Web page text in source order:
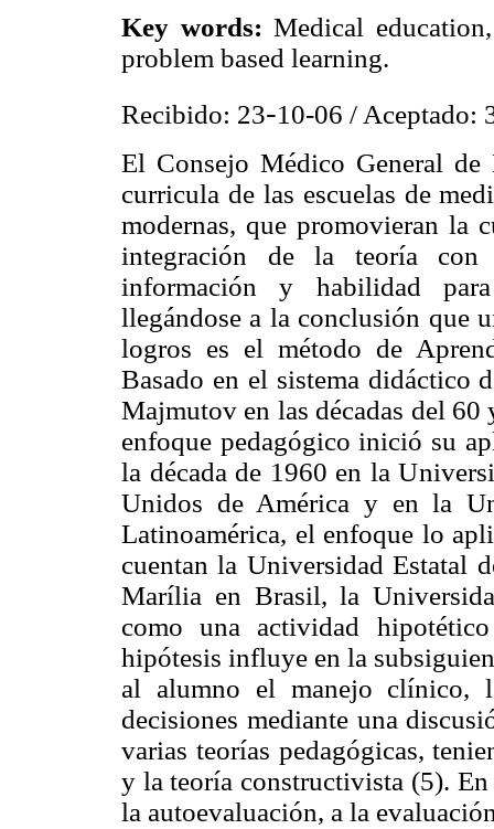
Key words: Medical
problem based learning.
Recibido: 23-1 0-06 / Aceptado:
El Consejo Médico General de
curricula de las escuelas de
modernas, que promovieran la
integración de la teoría
información y habilidad
llegándose a la conclusión que
logros es el método de
Basado en el sistema didáctico
Majmutov en las décadas del
enfoque pedagógico inició su
la década de 1960 en la
Unidos de América y en la
Latinoamérica, el enfoque lo
cuentan la Universidad Estatal
Marília en Brasil, la
como una actividad
hipótesis influye en la
al alumno el manejo clínico,
decisiones mediante una
varias teorías pedagógicas,
y la teoría constructivista (5).
la autoevaluación, a la